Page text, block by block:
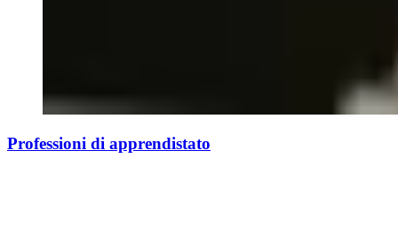
Professioni di apprendistato